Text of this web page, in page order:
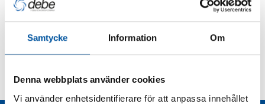
Samtycke Information Om
Denna webbplats använder cookies
Vi använder enhetsidentifierare för att anpassa innehållet
Produktbeskrivning
Kurvor